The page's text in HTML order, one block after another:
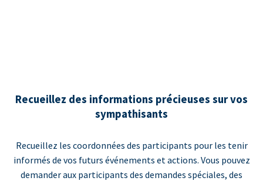
Recueillez des informations précieuses sur vos
sympathisants
Recueillez les coordonnées des participants pour les tenir
informés de vos futurs événements et actions. Vous pouvez
demander aux participants des demandes spéciales, des